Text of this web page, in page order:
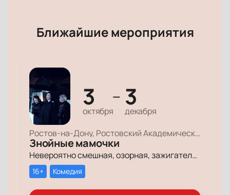
Ближайшие мероприятия
3
октября
— 3
декабря
Ростов-на-Дону, Ростовский Академический Театр Драмы, Малая сцена
Знойные мамочки
Невероятно смешная, озорная, зажигательная комедия – о том, как две прекрасные леди степенного возраста вовсе не торопятся остепеняться, и подают своим уже взрослым детям отличный пример, как жить на полную катушку.
16+ Комедия